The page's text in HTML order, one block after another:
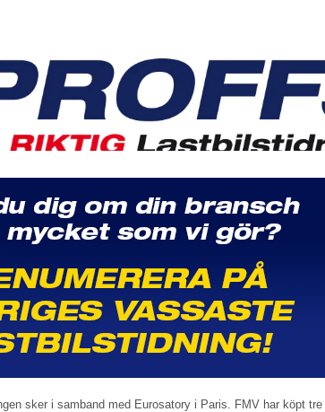
sker i samband med Eurosatory i Paris. FMV har köpt tre